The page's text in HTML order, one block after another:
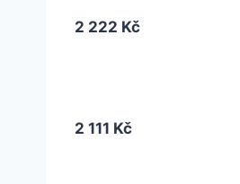
2 222 Kč
2 111 Kč